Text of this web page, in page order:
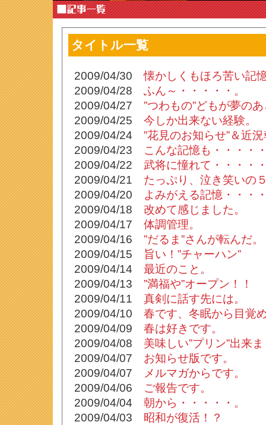
タイトル一覧
2009/04/30懐かしくもほろ苦い記
2009/04/28 ふん～・・・・・。
2009/04/27 ”つわもの”どもが夢の
2009/04/25 今しか出来ない経験。
2009/04/24 ”花見のお知らせ”＆近
2009/04/23
こんな記憶も・・・・
2009/04/22 武将に憧れて・・・・
2009/04/21 たっぷり、泣き笑いの
2009/04/20
よみがえる記憶・・・
2009/04/18 改めて感じました。
2009/04/17 体調管理。
2009/04/16 ”だるま”さんが転んだ。
2009/04/15
旨い！”チャーハン”
2009/04/14 最近のこと。
2009/04/13 ”満福や”オープン！！
2009/04/11 真剣に話す先には。
2009/04/10 春です、冬眠から目覚
2009/04/09 春は好きです。
2009/04/08 美味しい”プリン”出来
2009/04/07 お知らせ版です。
2009/04/07
メルマガからです。
2009/04/06
ご報告です。
2009/04/04 朝から・・・・・。
2009/04/03 昭和が復活！？